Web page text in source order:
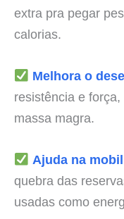
extra pra pegar
calorias.
Melhora o
resistência e
massa magra.
Ajuda na
quebra das
usadas como